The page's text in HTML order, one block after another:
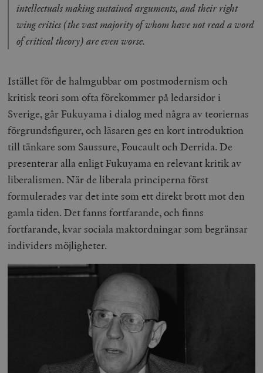
intellectuals making sustained arguments, and their right
wing critics (the vast majority of whom have not read a word
of critical theory) are even worse.
Istället för de halmgubbar om postmodernism och
kritisk teori som ofta förekommer på ledarsidor i
Sverige, går Fukuyama i dialog med några av teoriernas
förgrundsfigurer, och läsaren ges en kort introduktion
till tänkare som Saussure, Foucault och Derrida. De
presenterar alla enligt Fukuyama en relevant kritik av
liberalismen. När de liberala principerna först
formulerades var det inte som ett direkt brott mot den
gamla tiden. Det fanns fortfarande, och finns
fortfarande, kvar sociala maktordningar som begränsar
individers möjligheter.